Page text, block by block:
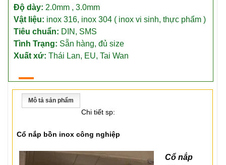
Độ dày: 2.0mm , 3.0mm
Vật liệu: inox 316, inox 304 ( inox vi sinh, thực phẩm )
Tiêu chuẩn: DIN, SMS
Tình Trạng: Sẵn hàng, đủ size
Xuất xứ: Thái Lan, EU, Tai Wan
Mô tả sản phẩm
Chi tiết sp:
Cổ nắp bồn inox công nghiệp
Cổ nắp